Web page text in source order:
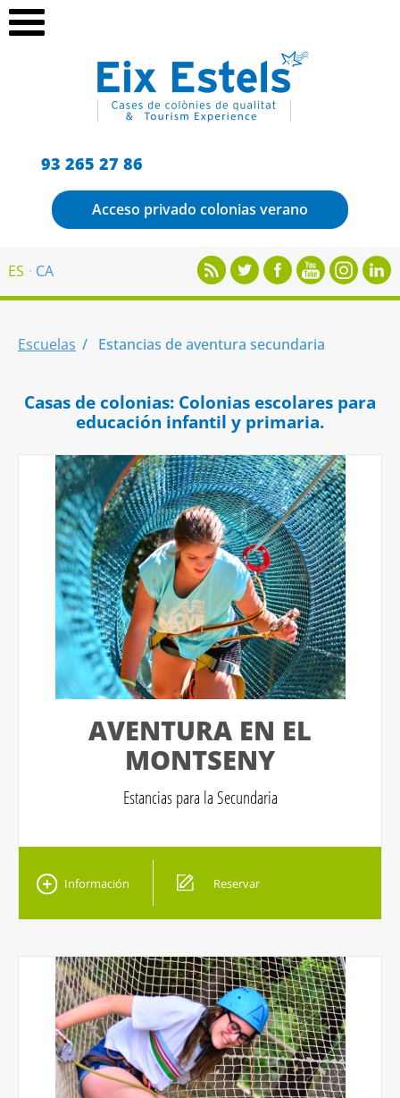
93 265 27 86
Acceso privado colonias verano
ES CA
Escuelas Estancias de aventura secundaria
Casas de colonias: Colonias escolares para
educación infantil y primaria.
AVENTURA EN EL
MONTSENY
Estancias para la Secundaria
Información Reservar